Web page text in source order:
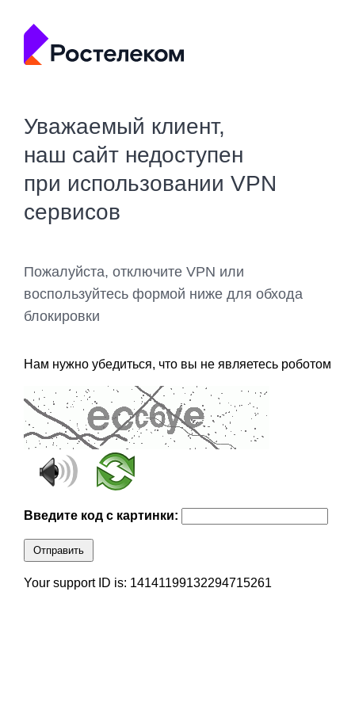
Уважаемый клиент,
наш сайт недоступен
при использовании VPN
сервисов
Пожалуйста, отключите VPN или
воспользуйтесь формой ниже для обхода
блокировки
Нам нужно убедиться, что вы не являетесь роботом
Введите код с картинки:
Отправить
Your support ID is: 14141199132294715261